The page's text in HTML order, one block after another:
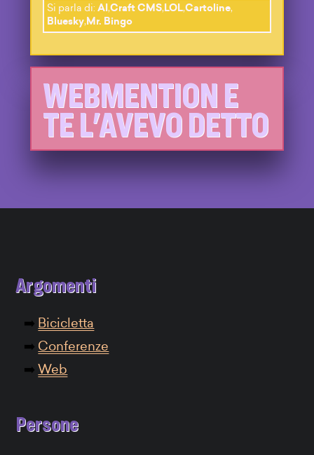
Si parla di: AI ,Craft CMS,LOL,Cartoline,
Bluesky,Mr. Bingo
WEBMENTION E
TE L'AVEVO DETTO
Argomenti
Bicicletta
Conferenze
Web
Persone